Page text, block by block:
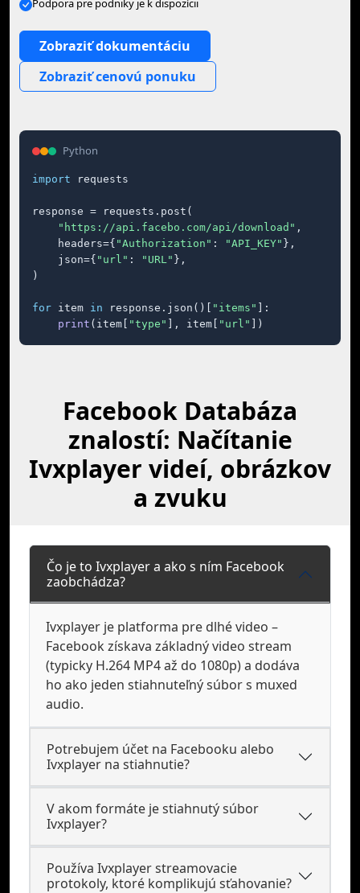
Podpora pre podniky je k dispozícii
Zobraziť dokumentáciu
Zobraziť cenovú ponuku
Python
import requests
response = requests.post(
"https://api.facebo.com/api/download" ,
    headers={
"Authorization" : "API_KEY" },
    json={
"url" : "URL" },
)
for item in response.json()[ "items"
]:
print (item[ "type" ], item[ "url" ])
Facebook Databáza
znalostí: Načítanie
Ivxplayer videí, obrázkov
a zvuku
Čo je to Ivxplayer a ako s ním Facebook
zaobchádza?
Ivxplayer je platforma pre dlhé video –
Facebook získava základný video stream
(typicky H.264 MP4 až do 1080p) a dodáva
ho ako jeden stiahnuteľný súbor s muxed
audio.
Potrebujem účet na Facebooku alebo
Ivxplayer na stiahnutie?
V akom formáte je stiahnutý súbor
Ivxplayer?
Používa Ivxplayer streamovacie
protokoly, ktoré komplikujú sťahovanie?